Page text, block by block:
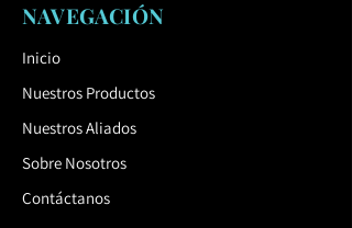
NAVEGACIÓN
Inicio
Nuestros Productos
Nuestros Aliados
Sobre Nosotros
Contáctanos